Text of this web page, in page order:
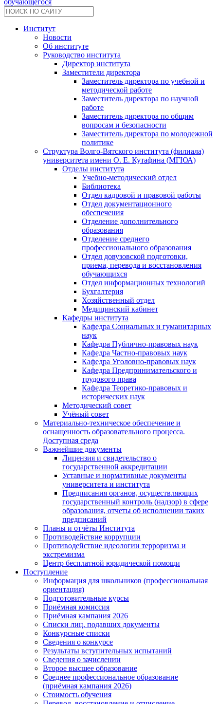
обучающегося
Институт
Новости
Об институте
Руководство института
Директор института
Заместители директора
Заместитель директора по учебной и
методической работе
Заместитель директора по научной
работе
Заместитель директора по общим
вопросам и безопасности
Заместитель директора по молодежной
политике
Структура Волго-Вятского института (филиала)
университета имени О. Е. Кутафина (МГЮА)
Отделы института
Учебно-методический отдел
Библиотека
Отдел кадровой и правовой работы
Отдел документационного
обеспечения
Отделение дополнительного
образования
Отделение среднего
профессионального образования
Отдел довузовской подготовки,
приема, перевода и восстановления
обучающихся
Отдел информационных технологий
Бухгалтерия
Хозяйственный отдел
Медицинский кабинет
Кафедры института
Кафедра Социальных и гуманитарных
наук
Кафедра Публично-правовых наук
Кафедра Частно-правовых наук
Кафедра Уголовно-правовых наук
Кафедра Предпринимательского и
трудового права
Кафедра Теоретико-правовых и
исторических наук
Методический совет
Учёный совет
Материально-техническое обеспечение и
оснащенность образовательного процесса.
Доступная среда
Важнейшие документы
Лицензия и свидетельство о
государственной аккредитации
Уставные и нормативные документы
университета и института
Предписания органов, осуществляющих
государственный контроль (надзор) в сфере
образования, отчеты об исполнении таких
предписаний
Планы и отчёты Института
Противодействие коррупции
Противодействие идеологии терроризма и
экстремизма
Центр бесплатной юридической помощи
Поступление
Информация для школьников (профессиональная
ориентация)
Подготовительные курсы
Приёмная комиссия
Приёмная кампания 2026
Списки лиц, подавших документы
Конкурсные списки
Сведения о конкурсе
Результаты вступительных испытаний
Сведения о зачислении
Второе высшее образование
Среднее профессиональное образование
(приёмная кампания 2026)
Стоимость обучения